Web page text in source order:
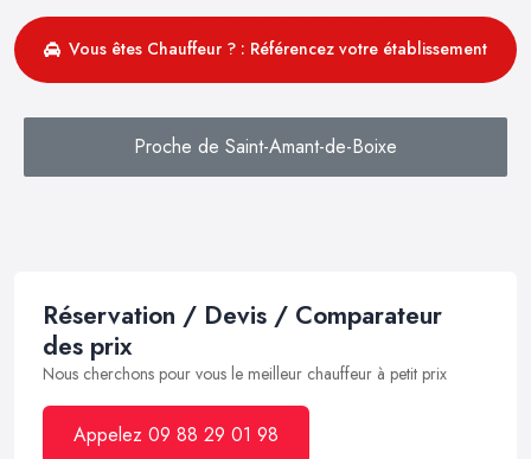
Vous êtes Chauffeur ? : Référencez votre établissement
Proche de Saint-Amant-de-Boixe
Réservation / Devis / Comparateur
des prix
Nous cherchons pour vous le meilleur chauffeur à petit prix
Appelez 09 88 29 01 98